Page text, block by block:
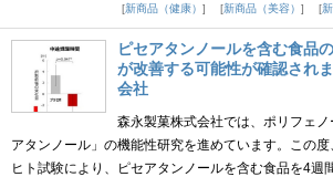
新商品（健康）
新商品（美容）
ピセアタンノールを含む食品
が改善する可能性が確認され
会社
森永製菓株式会社では、ポリフェ
アタンノール」の機能性研究を進めています。この
ヒト試験により、ピセアタンノールを含む食品を4週